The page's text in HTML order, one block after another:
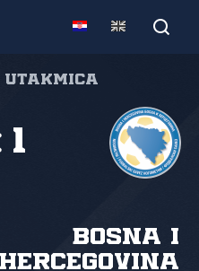
Bosna i
Hercegovina
1